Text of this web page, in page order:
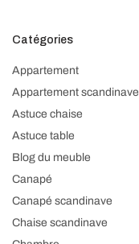
Catégories
Appartement
Appartement scandinave
Astuce chaise
Astuce table
Blog du meuble
Canapé
Canapé scandinave
Chaise scandinave